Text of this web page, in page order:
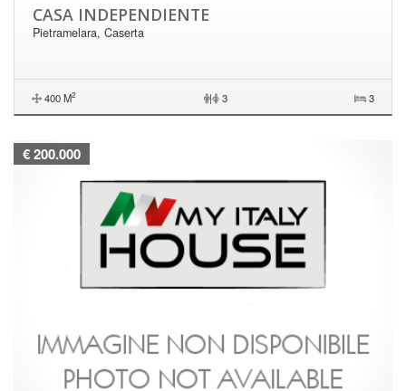
CASA INDEPENDIENTE
Pietramelara, Caserta
400 M2 | 3 3
€ 200.000